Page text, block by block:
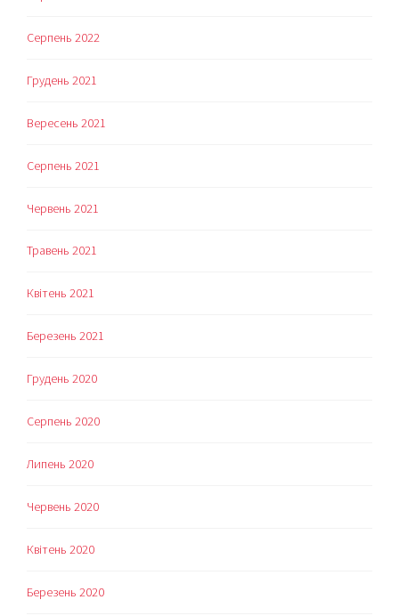
Серпень 2022
Грудень 2021
Вересень 2021
Серпень 2021
Червень 2021
Травень 2021
Квітень 2021
Березень 2021
Грудень 2020
Серпень 2020
Липень 2020
Червень 2020
Квітень 2020
Березень 2020